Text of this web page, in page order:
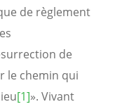
de règlement
de
le chemin qui
[1]». Vivant